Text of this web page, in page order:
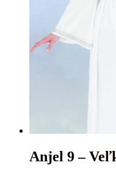
Anjel 9 –